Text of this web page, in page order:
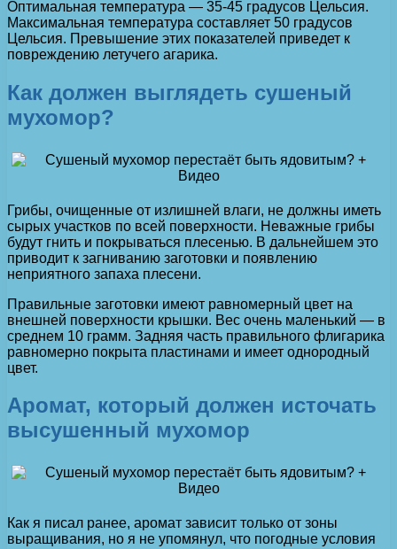
Оптимальная температура — 35-45 градусов Цельсия.
Максимальная температура составляет 50 градусов
Цельсия. Превышение этих показателей приведет к
повреждению летучего агарика.
Как должен выглядеть сушеный
мухомор?
Грибы, очищенные от излишней влаги, не должны иметь
сырых участков по всей поверхности. Неважные грибы
будут гнить и покрываться плесенью. В дальнейшем это
приводит к загниванию заготовки и появлению
неприятного запаха плесени.
Правильные заготовки имеют равномерный цвет на
внешней поверхности крышки. Вес очень маленький — в
среднем 10 грамм. Задняя часть правильного флигарика
равномерно покрыта пластинами и имеет однородный
цвет.
Аромат, который должен источать
высушенный мухомор
Как я писал ранее, аромат зависит только от зоны
выращивания, но я не упомянул, что погодные условия